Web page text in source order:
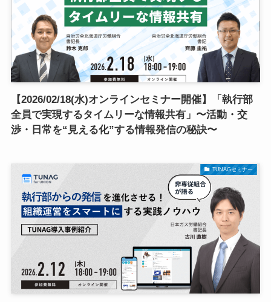
【2026/02/18(水)オンラインセミナー開催】「執行部
全員で実現するタイムリーな情報共有」〜活動・交
渉・日常を“見える化”する情報発信の秘訣〜
TUNAGセミナー